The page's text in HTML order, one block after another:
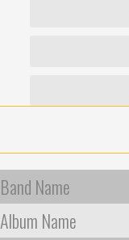
Band Name
Album Name